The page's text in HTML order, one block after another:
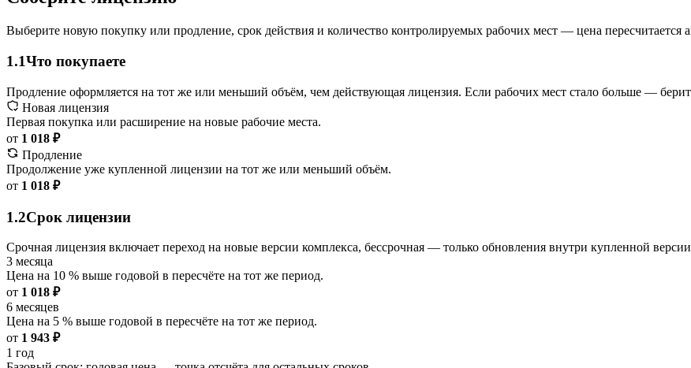
Выберите новую покупку или продление, срок действия и количество контролируемых рабочих мест — цена пересчитается
1.1Что покупаете
Продление оформляется на тот же или меньший объём, чем действующая лицензия. Если рабочих мест стало больше —
Новая лицензия
Первая покупка или расширение на новые рабочие места.
от 1 018 ₽
Продление
Продолжение уже купленной лицензии на тот же или меньший объём.
от 1 018 ₽
1.2Срок лицензии
Срочная лицензия включает переход на новые версии комплекса, бессрочная — только обновления внутри купленной
3 месяца
Цена на 10 % выше годовой в пересчёте на тот же период.
от 1 018 ₽
6 месяцев
Цена на 5 % выше годовой в пересчёте на тот же период.
от 1 943 ₽
1 год